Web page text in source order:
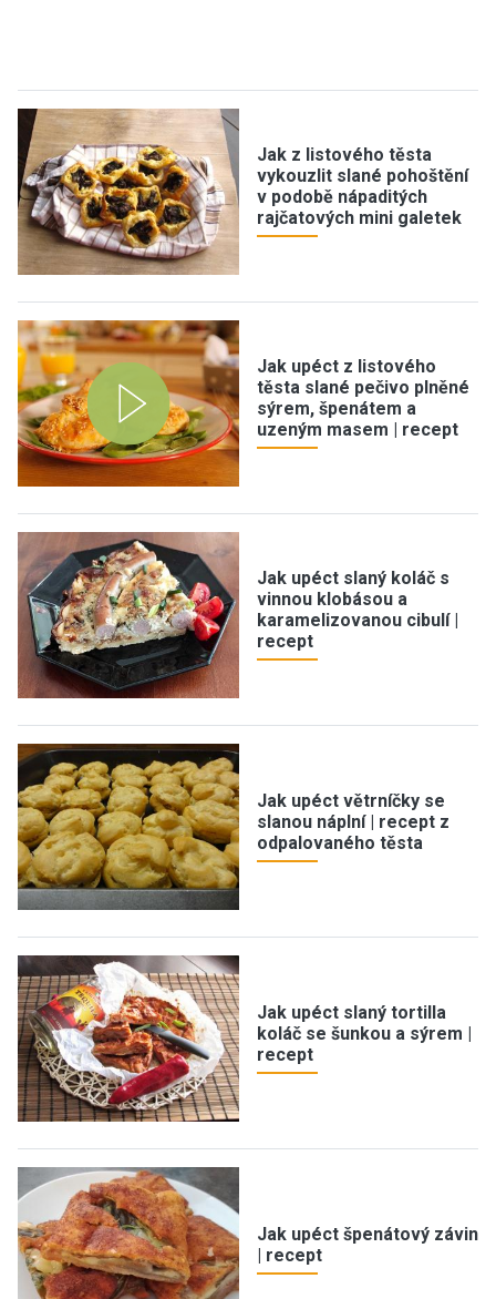
Jak z listového těsta
vykouzlit slané pohoštění
v podobě nápaditých
rajčatových mini galetek
Jak upéct z listového
těsta slané pečivo plněné
sýrem, špenátem a
uzeným masem | recept
Jak upéct slaný koláč s
vinnou klobásou a
karamelizovanou cibulí |
recept
Jak upéct větrníčky se
slanou náplní | recept z
odpalovaného těsta
Jak upéct slaný tortilla
koláč se šunkou a sýrem |
recept
Jak upéct špenátový závin
| recept